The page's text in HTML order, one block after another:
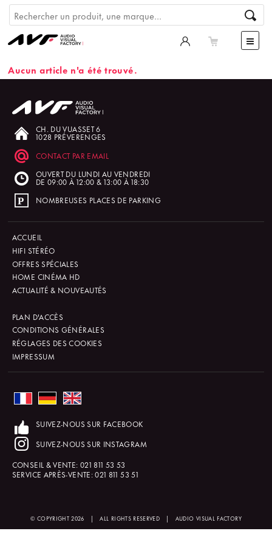
Aucun article n'a été trouvé.
CH. DU VUASSET 6
1028 PRÉVERENGES
CONTACT PAR EMAIL
OUVERT DU LUNDI AU VENDREDI
DE 09:00 À 12:00 & 13:00 À 18:30
NOMBREUSES PLACES DE PARKING
ACCUEIL
HIFI STÉRÉO
OFFRES SPÉCIALES
HOME CINÉMA HD
ACTUALITÉ & NOUVEAUTÉS
PLAN D'ACCÈS
CONDITIONS GÉNÉRALES
RÉGLAGES DES COOKIES
IMPRESSUM
SUIVEZ-NOUS SUR FACEBOOK
SUIVEZ-NOUS SUR INSTAGRAM
CONSEIL & VENTE: 021 811 53 53
SERVICE APRÈS-VENTE:021 811 53 51
© COPYRIGHT 2026 | ALL RIGHTS RESERVED | AUDIO VISUAL FACTORY